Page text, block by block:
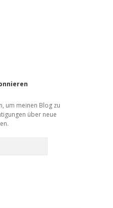
um meinen Blog zu
über neue